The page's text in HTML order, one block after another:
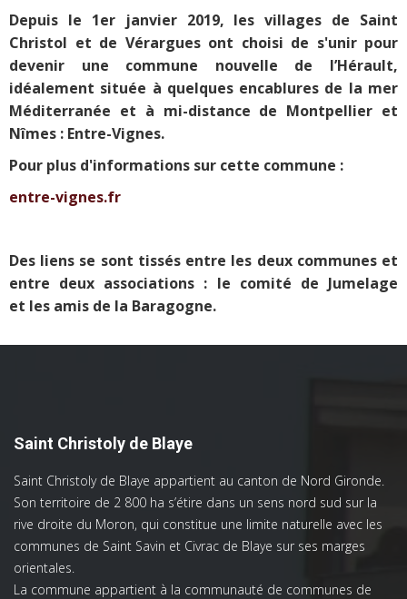
Depuis le 1er janvier 2019, les villages de Saint
Christol et de Vérargues ont choisi de s'unir pour
devenir une commune nouvelle de l’Hérault,
idéalement située à quelques encablures de la mer
Méditerranée et à mi-distance de Montpellier et
Nîmes : Entre-Vignes.
Pour plus d'informations sur cette commune :
entre-vignes.fr
Des liens se sont tissés entre les deux communes et
entre deux associations : le comité de Jumelage
et les amis de la Baragogne.
Saint Christoly de Blaye
Saint Christoly de Blaye appartient au canton de Nord Gironde.
Son territoire de 2 800 ha s’étire dans un sens nord sud sur la
rive droite du Moron, qui constitue une limite naturelle avec les
communes de Saint Savin et Civrac de Blaye sur ses marges
orientales.
La commune appartient à la communauté de communes de